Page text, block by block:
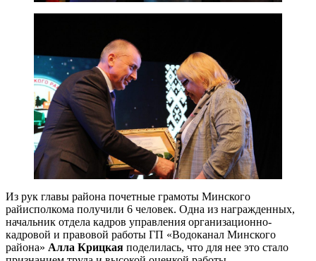
Из рук главы района почетные грамоты Минского
райисполкома получили 6 человек. Одна из награжденных,
начальник отдела кадров управления организационно-
кадровой и правовой работы ГП «Водоканал Минского
района» Алла Крицкая поделилась, что для нее это стало